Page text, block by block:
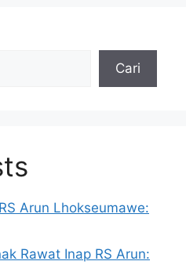
Cari
Arun Lhokseumawe:
Rawat Inap RS Arun: